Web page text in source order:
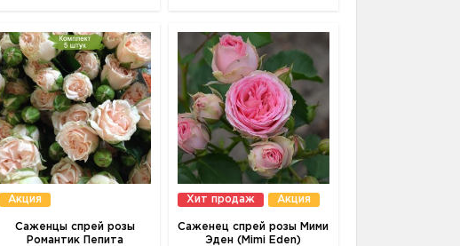
Акция
Саженцы спрей розы
Романтик Пепита
Хит продаж Акция
Саженец спрей розы Мими
Эден (Mimi Eden)